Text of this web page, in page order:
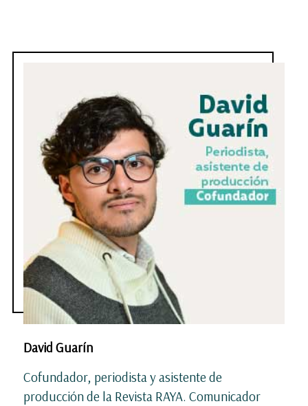
David Guarín
Cofundador, periodista y asistente de
producción de la Revista RAYA. Comunicador